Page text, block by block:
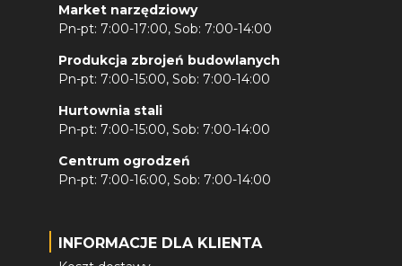
Market narzędziowy
Pn-pt: 7:00-17:00, Sob: 7:00-14:00
Produkcja zbrojeń budowlanych
Pn-pt: 7:00-15:00, Sob: 7:00-14:00
Hurtownia stali
Pn-pt: 7:00-15:00, Sob: 7:00-14:00
Centrum ogrodzeń
Pn-pt: 7:00-16:00, Sob: 7:00-14:00
INFORMACJE DLA KLIENTA